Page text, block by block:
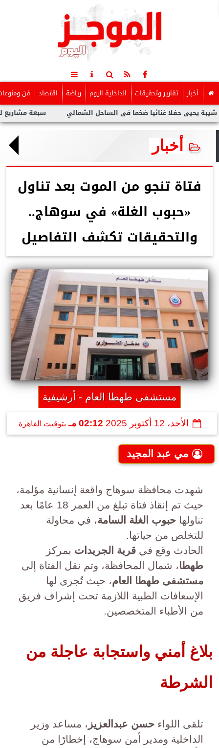
أخبار تقارير وتحقيقات الداخلية اليوم رياضة اقتصاد فن
سبعة مشاريع لفنانين حفلا غنائيا ضخما فى الساحل الشمالي
أخبار
فتاة تنجو من الموت بعد تناول
«حبوب الغلة» في سوهاج..
والتحقيقات تكشف التفاصيل
مستشفى طهطا العام - أرشيفية
الأحد، 12 أكتوبر 2025 02:12 مـ بتوقيت القاهرة
مي عبد المجيد
شهدت محافظة سوهاج واقعة إنسانية مؤلمة،
حيث تم إنقاذ فتاة تبلغ من العمر 18 عامًا بعد
تناولها حبوب الغلة السامة، في محاولة
للتخلص من حياتها.
الحادث وقع في قرية الجريدات بمركز
طهطا، شمال المحافظة، وتم نقل الفتاة إلى
مستشفى طهطا العام، حيث تُجرى لها
الإسعافات الطبية اللازمة تحت إشراف فريق
من الأطباء المتخصصين.
بلاغ أمني واستجابة عاجلة من
الشرطة
تلقى اللواء حسن عبدالعزيز ، مساعد وزير
الداخلية ومدير أمن سوهاج، إخطارًا من